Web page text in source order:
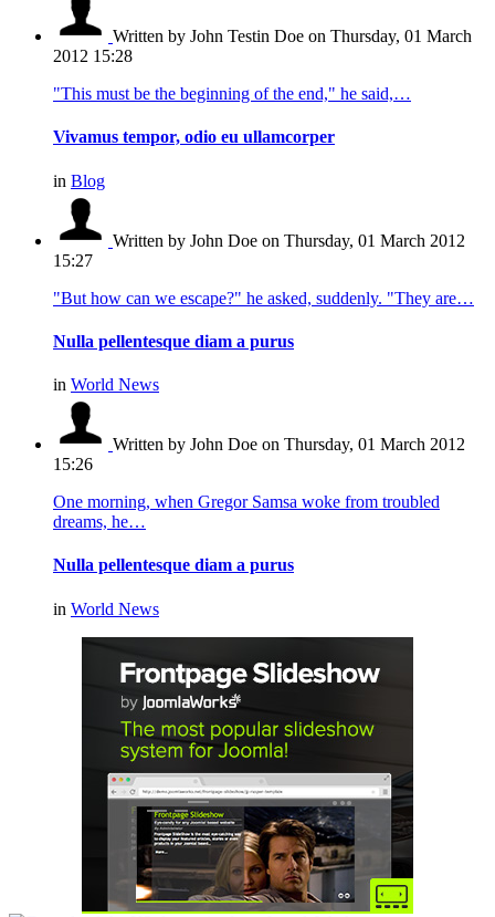
Written by John Testin Doe on Thursday, 01 March
2012 15:28
"This must be the beginning of the end," he said,…
Vivamus tempor, odio eu ullamcorper
in Blog
Written by John Doe on Thursday, 01 March 2012
15:27
"But how can we escape?" he asked, suddenly. "They are…
Nulla pellentesque diam a purus
in World News
Written by John Doe on Thursday, 01 March 2012
15:26
One morning, when Gregor Samsa woke from troubled
dreams, he…
Nulla pellentesque diam a purus
in World News